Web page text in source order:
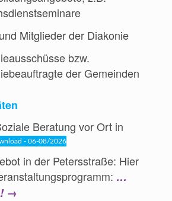
Mitglieder der Diakonie
bzw.
der Gemeinden
Beratung vor Ort in
- 06-08/2026
in der Petersstraße: Hier
…
→